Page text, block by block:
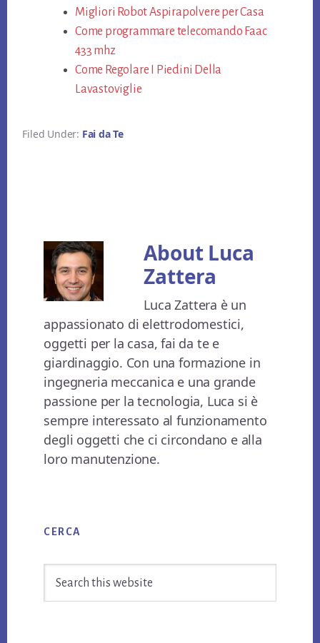
Migliori Robot Aspirapolvere per Casa
Come programmare telecomando Faac
433 mhz​
Come Regolare I Piedini Della
Lavastoviglie
Filed Under: Fai da Te
About Luca
Zattera
Luca Zattera è un
appassionato di elettrodomestici,
oggetti per la casa, fai da te e
giardinaggio. Con una formazione in
ingegneria meccanica e una grande
passione per la tecnologia, Luca si è
sempre interessato al funzionamento
degli oggetti che ci circondano e alla
loro manutenzione.
Sidebar
CERCA